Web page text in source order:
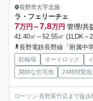
長野市大字北堀
ラ・フェリーチェ
7万円～7.8万円 管理/共
41.40㎡～52.55㎡ (1LDK～
長野電鉄長野線「附属中
駐輪場 オートロック
閑静な住宅地
24時間緊
ローソン 長野富竹店まで徒